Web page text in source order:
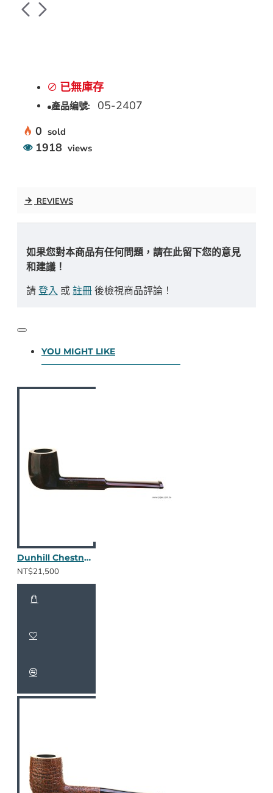
已無庫存
產品编號:
05-2407
0 sold
1918 views
REVIEWS
如果您對本商品有任何問題，請在此留下您的意見
和建議！
請登入 或註冊後檢視商品評論！
YOU MIGHT LIKE
Dunhill Chestnut 2203 / 2410
NT$21,500